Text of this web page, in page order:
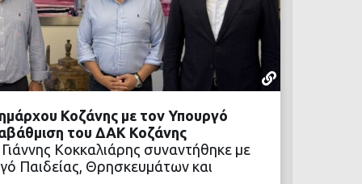
Κοζάνης με τον Υπουργό
του ΔΑΚ Κοζάνης
Κοκκαλιάρης συναντήθηκε με
Παιδείας, Θρησκευμάτων και